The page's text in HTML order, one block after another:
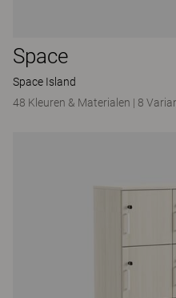
Space
Space Island
48 Kleuren & Materialen | 8